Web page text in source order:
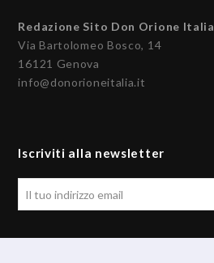
Redazione Sito Don Orione Italia
Via Bartolomeo Bosco, 14
16121 Genova
info@donorioneitalia.it
Iscriviti alla newsletter